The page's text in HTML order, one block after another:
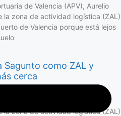
de Valencia (APV), Aurelio
la zona de actividad logística (ZAL)
de Valencia porque está lejos
Sagunto como ZAL y
cerca
de Valencia (APV), Aurelio
la zona de actividad logística (ZAL)